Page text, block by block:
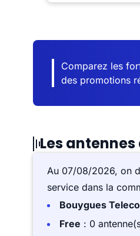
Comparez les
des promotions
Les
Au 07/08/2026, on
service dans la
Bouygues
Free : 0